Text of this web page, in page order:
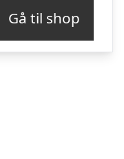
Gå til shop